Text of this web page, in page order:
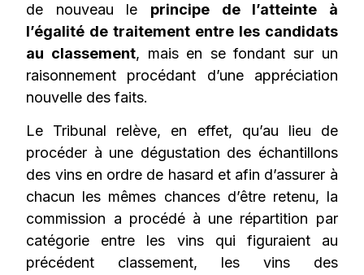
de nouveau le principe de l’atteinte à
l’égalité de traitement entre les candidats
au classement, mais en se fondant sur un
raisonnement procédant d’une appréciation
nouvelle des faits.
Le Tribunal relève, en effet, qu’au lieu de
procéder à une dégustation des échantillons
des vins en ordre de hasard et afin d’assurer à
chacun les mêmes chances d’être retenu, la
commission a procédé à une répartition par
catégorie entre les vins qui figuraient au
précédent classement, les vins des